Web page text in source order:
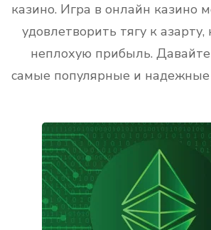
казино. Игра в онлайн казино
удовлетворить тягу к
неплохую прибыль.
самые популярные и надежные